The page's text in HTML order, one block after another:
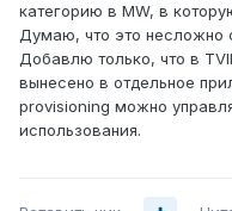
категорию в MW, в
Думаю, что это несложно
Добавлю только, что в
вынесено в отдельное
provisioning можно
использования.